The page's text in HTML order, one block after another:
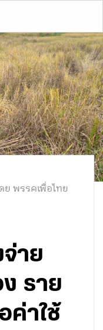
ย พรรคเพื่อไทย
จ่าย
ราย
ค่าใช้